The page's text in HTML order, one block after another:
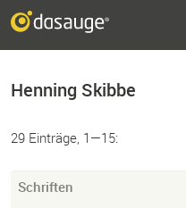
Henning Skibbe
29 Einträge, 1—15:
Schriften